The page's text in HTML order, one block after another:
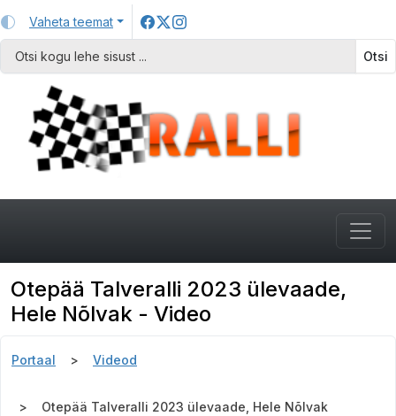
Vaheta teemat
Otsi
Otepää Talveralli 2023 ülevaade,
Hele Nõlvak - Video
Portaal Videod
Otepää Talveralli 2023 ülevaade, Hele Nõlvak